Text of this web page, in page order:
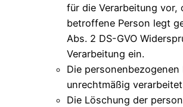
für die Verarbeitung vor,
betroffene Person legt
Abs. 2 DS-GVO
Verarbeitung ein.
Die personenbezogenen
unrechtmäßig
Die Löschung der